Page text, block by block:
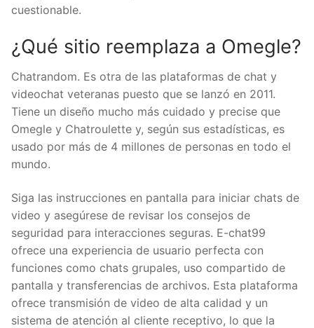
cuestionable.
¿Qué sitio reemplaza a Omegle?
Chatrandom. Es otra de las plataformas de chat y
videochat veteranas puesto que se lanzó en 2011.
Tiene un diseño mucho más cuidado y precise que
Omegle y Chatroulette y, según sus estadísticas, es
usado por más de 4 millones de personas en todo el
mundo.
Siga las instrucciones en pantalla para iniciar chats de
video y asegúrese de revisar los consejos de
seguridad para interacciones seguras. E-chat99
ofrece una experiencia de usuario perfecta con
funciones como chats grupales, uso compartido de
pantalla y transferencias de archivos. Esta plataforma
ofrece transmisión de video de alta calidad y un
sistema de atención al cliente receptivo, lo que la